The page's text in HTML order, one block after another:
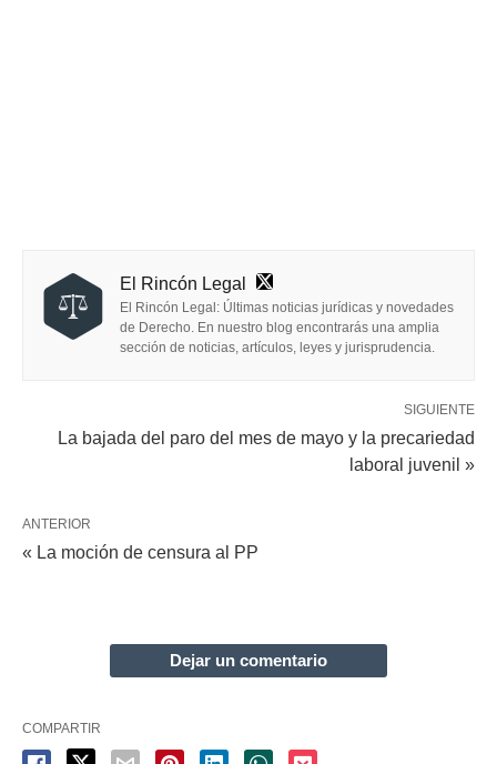
El Rincón Legal
El Rincón Legal: Últimas noticias jurídicas y novedades
de Derecho. En nuestro blog encontrarás una amplia
sección de noticias, artículos, leyes y jurisprudencia.
SIGUIENTE
La bajada del paro del mes de mayo y la precariedad
laboral juvenil »
ANTERIOR
« La moción de censura al PP
Dejar un comentario
COMPARTIR